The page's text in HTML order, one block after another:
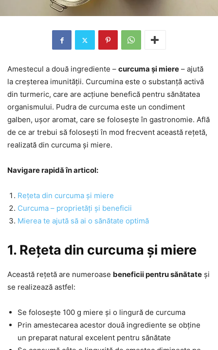
Amestecul a două ingrediente – curcuma și miere – ajută
la creșterea imunității. Curcumina este o substanță activă
din turmeric, care are acțiune benefică pentru sănătatea
organismului. Pudra de curcuma este un condiment
galben, ușor aromat, care se folosește în gastronomie. Află
de ce ar trebui să folosești în mod frecvent această rețetă,
realizată din curcuma și miere.
Navigare rapidă în articol:
Rețeta din curcuma și miere
Curcuma – proprietăți și beneficii
Mierea te ajută să ai o sănătate optimă
1. Rețeta din curcuma și miere
Această rețetă are numeroase beneficii pentru sănătate și
se realizează astfel:
Se folosește 100 g miere și o lingură de curcuma
Prin amestecarea acestor două ingrediente se obține
un preparat natural excelent pentru sănătate